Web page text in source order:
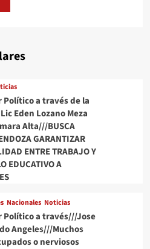
Político a través de la
Eden Lozano Meza
Alta///BUSCA
GARANTIZAR
ENTRE TRABAJO Y
EDUCATIVO A
Nacionales Noticias
Político a través///Jose
Angeles///Muchos
o nerviosos